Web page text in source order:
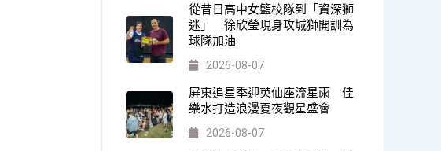
從昔日高中女籃校隊到「資深獅
迷」 徐欣瑩現身攻城獅開訓為
球隊加油
2026-08-07
屏東追星季迎英仙座流星雨 佳
樂水打造浪漫夏夜觀星盛會
2026-08-07